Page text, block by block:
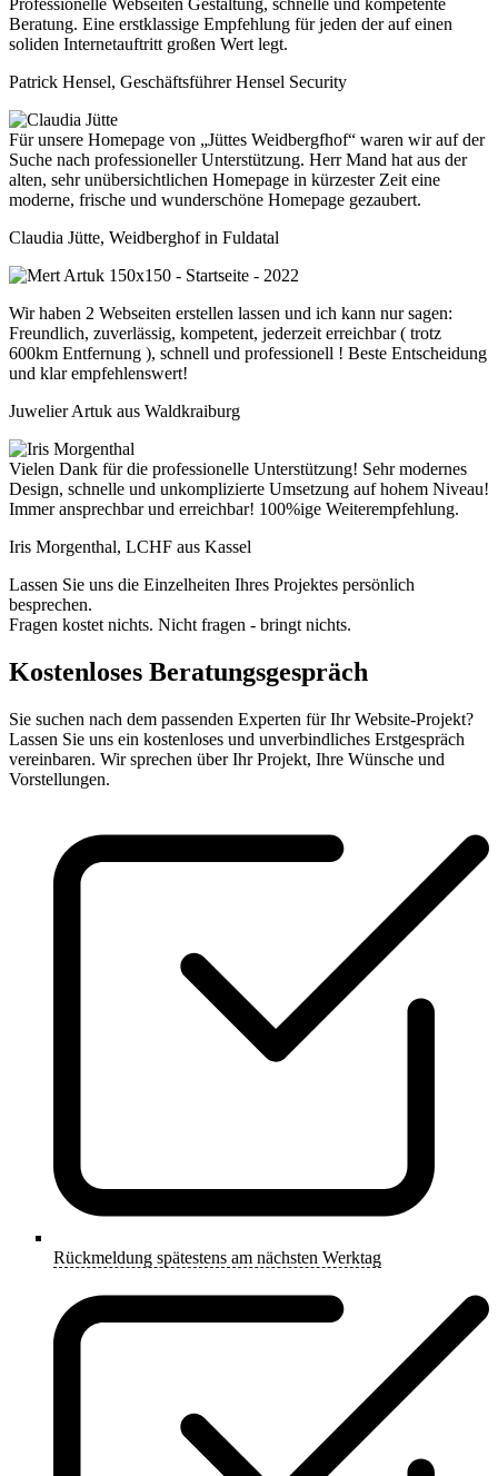
Professionelle Webseiten Gestaltung, schnelle und kompetente
Beratung. Eine erstklassige Empfehlung für jeden der auf einen
soliden Internetauftritt großen Wert legt.
Patrick Hensel, Geschäftsführer Hensel Security
Für unsere Homepage von „Jüttes Weidbergfhof“ waren wir auf der
Suche nach professioneller Unterstützung. Herr Mand hat aus der
alten, sehr unübersichtlichen Homepage in kürzester Zeit eine
moderne, frische und wunderschöne Homepage gezaubert.
Claudia Jütte, Weidberghof in Fuldatal
Wir haben 2 Webseiten erstellen lassen und ich kann nur sagen:
Freundlich, zuverlässig, kompetent, jederzeit erreichbar ( trotz
600km Entfernung ), schnell und professionell ! Beste Entscheidung
und klar empfehlenswert!
Juwelier Artuk aus Waldkraiburg
Vielen Dank für die professionelle Unterstützung! Sehr modernes
Design, schnelle und unkomplizierte Umsetzung auf hohem Niveau!
Immer ansprechbar und erreichbar! 100%ige Weiterempfehlung.
Iris Morgenthal, LCHF aus Kassel
Lassen Sie uns die Einzelheiten Ihres Projektes persönlich
besprechen.
Fragen kostet nichts. Nicht fragen - bringt nichts.
Kostenloses Beratungsgespräch
Sie suchen nach dem passenden Experten für Ihr Website-Projekt?
Lassen Sie uns ein kostenloses und unverbindliches Erstgespräch
vereinbaren. Wir sprechen über Ihr Projekt, Ihre Wünsche und
Vorstellungen.
Rückmeldung spätestens am nächsten Werktag